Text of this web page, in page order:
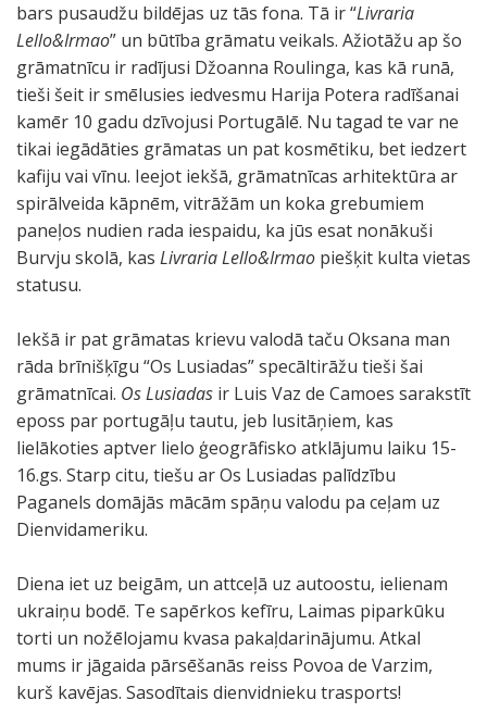
bars pusaudžu bildējas uz tās fona. Tā ir “Livraria
Lello&Irmao” un būtība grāmatu veikals. Ažiotāžu ap šo
grāmatnīcu ir radījusi Džoanna Roulinga, kas kā runā,
tieši šeit ir smēlusies iedvesmu Harija Potera radīšanai
kamēr 10 gadu dzīvojusi Portugālē. Nu tagad te var ne
tikai iegādāties grāmatas un pat kosmētiku, bet iedzert
kafiju vai vīnu. Ieejot iekšā, grāmatnīcas arhitektūra ar
spirālveida kāpnēm, vitrāžām un koka grebumiem
paneļos nudien rada iespaidu, ka jūs esat nonākuši
Burvju skolā, kas Livraria Lello&Irmao piešķit kulta vietas
statusu.
Iekšā ir pat grāmatas krievu valodā taču Oksana man
rāda brīnišķīgu “Os Lusiadas” specāltirāžu tieši šai
grāmatnīcai. Os Lusiadas ir Luis Vaz de Camoes sarakstīt
eposs par portugāļu tautu, jeb lusitāņiem, kas
lielākoties aptver lielo ģeogrāfisko atklājumu laiku 15-
16.gs. Starp citu, tiešu ar Os Lusiadas palīdzību
Paganels domājās mācām spāņu valodu pa ceļam uz
Dienvidameriku.
Diena iet uz beigām, un attceļā uz autoostu, ielienam
ukraiņu bodē. Te sapērkos kefīru, Laimas piparkūku
torti un nožēlojamu kvasa pakaļdarinājumu. Atkal
mums ir jāgaida pārsēšanās reiss Povoa de Varzim,
kurš kavējas. Sasodītais dienvidnieku trasports!